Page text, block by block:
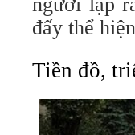
đấy thể
Tiền đồ,